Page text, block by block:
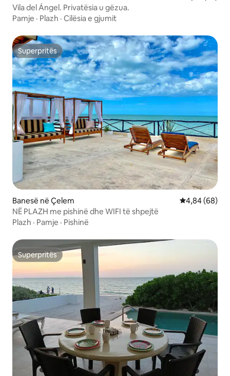
Vila del Ángel. Privatësia u gëzua.
Pamje · Plazh · Cilësia e gjumit
Superpritës
Superpritës
Banesë në Çelem Vlerësimi
4,84 (68)
NË PLAZH me pishinë dhe WIFI të shpejtë
Plazh · Pamje · Pishinë
Superpritës
Superpritës